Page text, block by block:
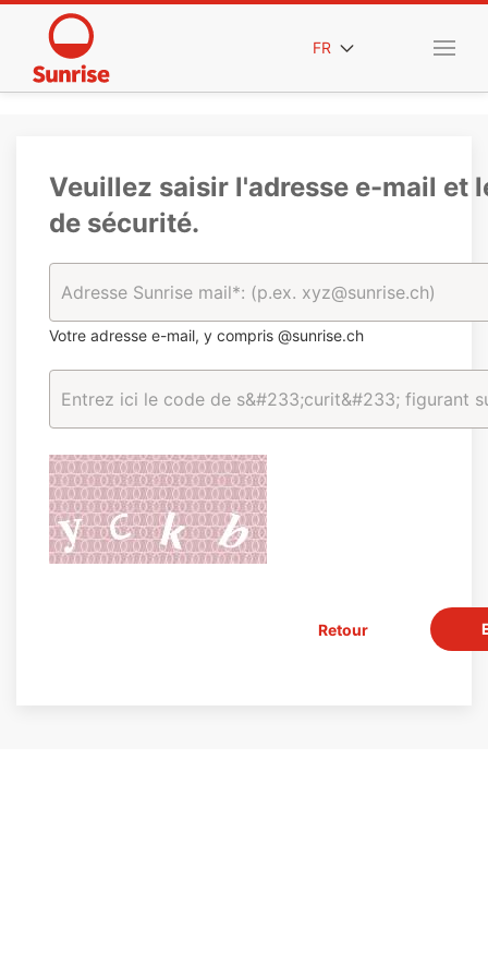
FR
Veuillez saisir l'adresse e-mail et
de sécurité.
Votre adresse e-mail, y compris @sunrise.ch
Retour